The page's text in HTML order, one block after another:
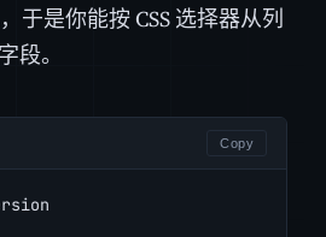
于是你能按 CSS 选择器从列
段。
Copy